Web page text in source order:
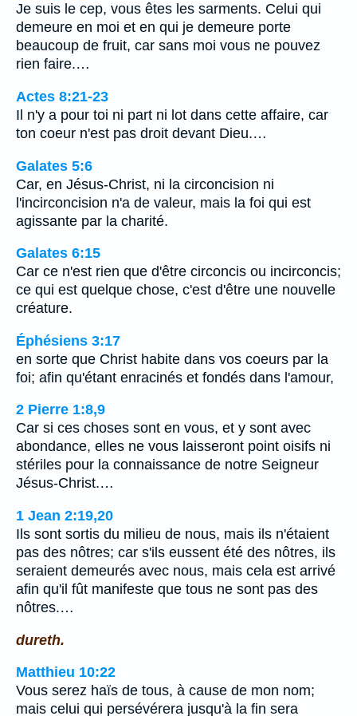
Je suis le cep, vous êtes les sarments. Celui qui
demeure en moi et en qui je demeure porte
beaucoup de fruit, car sans moi vous ne pouvez
rien faire.…
Actes 8:21-23
Il n'y a pour toi ni part ni lot dans cette affaire, car
ton coeur n'est pas droit devant Dieu.…
Galates 5:6
Car, en Jésus-Christ, ni la circoncision ni
l'incirconcision n'a de valeur, mais la foi qui est
agissante par la charité.
Galates 6:15
Car ce n'est rien que d'être circoncis ou incirconcis;
ce qui est quelque chose, c'est d'être une nouvelle
créature.
Éphésiens 3:17
en sorte que Christ habite dans vos coeurs par la
foi; afin qu'étant enracinés et fondés dans l'amour,
2 Pierre 1:8,9
Car si ces choses sont en vous, et y sont avec
abondance, elles ne vous laisseront point oisifs ni
stériles pour la connaissance de notre Seigneur
Jésus-Christ.…
1 Jean 2:19,20
Ils sont sortis du milieu de nous, mais ils n'étaient
pas des nôtres; car s'ils eussent été des nôtres, ils
seraient demeurés avec nous, mais cela est arrivé
afin qu'il fût manifeste que tous ne sont pas des
nôtres.…
dureth.
Matthieu 10:22
Vous serez haïs de tous, à cause de mon nom;
mais celui qui persévérera jusqu'à la fin sera